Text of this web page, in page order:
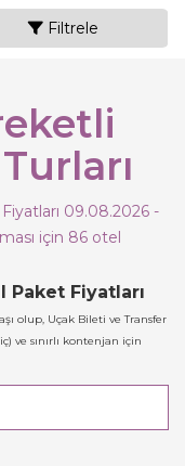
Filtrele
09.08.2026 -
için 86 otel
Paket Fiyatları
olup, Uçak Bileti ve Transfer
ve sınırlı kontenjan için